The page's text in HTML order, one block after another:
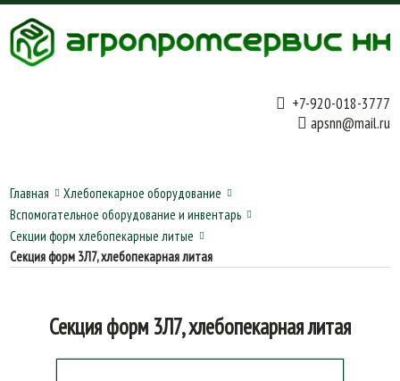
+7-920-018-3777
apsnn@mail.ru
Главная
Хлебопекарное оборудование
Вспомогательное оборудование и инвентарь
Секции форм хлебопекарные литые
Секция форм 3Л7, хлебопекарная литая
Секция форм 3Л7, хлебопекарная литая